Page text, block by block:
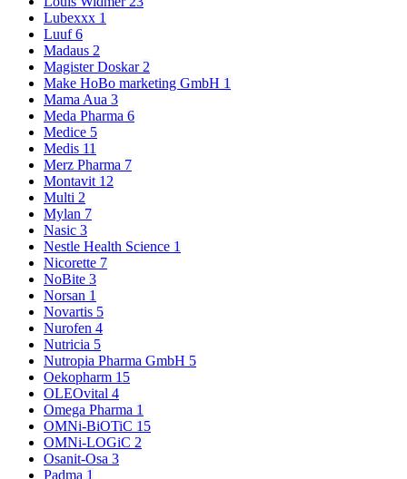
Lubexxx 1
Luuf6
Madaus 2
Magister Doskar 2
Make HoBo marketing GmbH 1
Mama Aua 3
Meda Pharma 6
Medice 5
Medis 11
Merz Pharma 7
Montavit 12
Multi 2
Mylan 7
Nasic 3
Nestle Health Science 1
Nicorette 7
NoBite 3
Norsan 1
Novartis 5
Nurofen 4
Nutricia 5
Nutropia Pharma GmbH 5
Oekopharm 15
OLEOvital 4
Omega Pharma 1
OMNi-BiOTiC 15
OMNi-LOGiC 2
Osanit-Osa 3
Padma 1